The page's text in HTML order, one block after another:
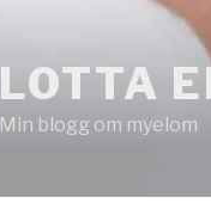
LOTTA
Min blogg om myelom